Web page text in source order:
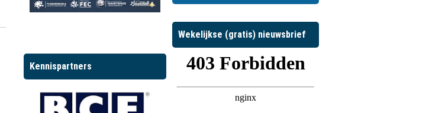
Kennispartners
Wekelijkse (gratis) nieuwsbrief